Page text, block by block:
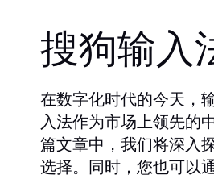
搜狗输入
在数字化时代的今天，
入法作为市场上领先的
篇文章中，我们将深入
选择。同时，您也可以